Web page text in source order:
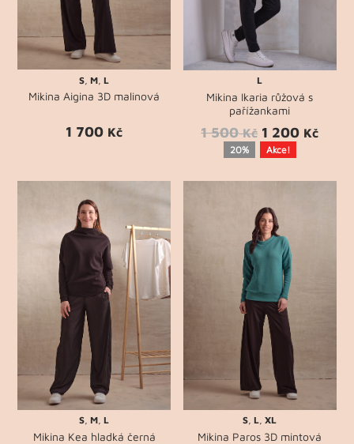
S ,M ,L
Mikina Aigina 3D malinová
1 700 Kč
L
Mikina Ikaria růžová s
pařížankami
1 500 Kč 1 200 Kč
20% Akce!
S,M,L
Mikina Kea hladká černá
S,L,XL
Mikina Paros 3D mintová